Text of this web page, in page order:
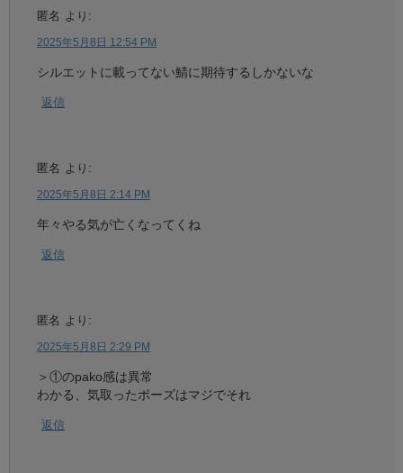
匿名 より:
2025年5月8日 12:54 PM
シルエットに載ってない鯖に期待するしかないな
返信
匿名 より:
2025年5月8日 2:14 PM
年々やる気が亡くなってくね
返信
匿名 より:
2025年5月8日 2:29 PM
＞①のpako感は異常
わかる、気取ったポーズはマジでそれ
返信